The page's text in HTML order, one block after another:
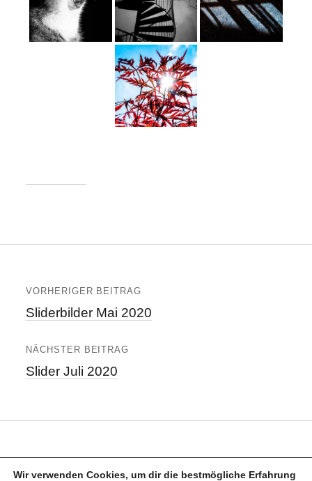
VORHERIGER BEITRAG
Sliderbilder Mai 2020
NÄCHSTER BEITRAG
Slider Juli 2020
Wir verwenden Cookies, um dir die bestmögliche Erfahrung